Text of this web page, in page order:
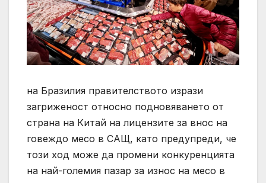
на Бразилия правителството изрази
загриженост относно подновяването от
страна на Китай на лицензите за внос на
говеждо месо в САЩ, като предупреди, че
този ход може да промени конкуренцията
на най-големия пазар за износ на месо в